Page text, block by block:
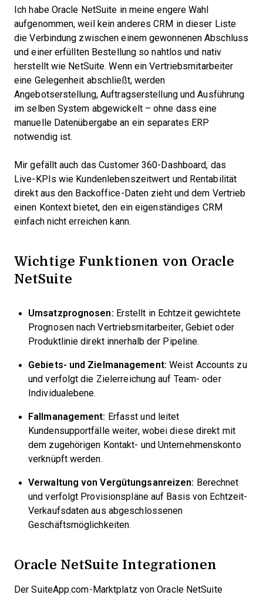
Ich habe Oracle NetSuite in meine engere Wahl
aufgenommen, weil kein anderes CRM in dieser Liste
die Verbindung zwischen einem gewonnenen Abschluss
und einer erfüllten Bestellung so nahtlos und nativ
herstellt wie NetSuite. Wenn ein Vertriebsmitarbeiter
eine Gelegenheit abschließt, werden
Angebotserstellung, Auftragserstellung und Ausführung
im selben System abgewickelt – ohne dass eine
manuelle Datenübergabe an ein separates ERP
notwendig ist.
Mir gefällt auch das Customer 360-Dashboard, das
Live-KPIs wie Kundenlebenszeitwert und Rentabilität
direkt aus den Backoffice-Daten zieht und dem Vertrieb
einen Kontext bietet, den ein eigenständiges CRM
einfach nicht erreichen kann.
Wichtige Funktionen von Oracle
NetSuite
Umsatzprognosen: Erstellt in Echtzeit gewichtete
Prognosen nach Vertriebsmitarbeiter, Gebiet oder
Produktlinie direkt innerhalb der Pipeline.
Gebiets- und Zielmanagement: Weist Accounts zu
und verfolgt die Zielerreichung auf Team- oder
Individualebene.
Fallmanagement: Erfasst und leitet
Kundensupportfälle weiter, wobei diese direkt mit
dem zugehörigen Kontakt- und Unternehmenskonto
verknüpft werden.
Verwaltung von Vergütungsanreizen: Berechnet
und verfolgt Provisionspläne auf Basis von Echtzeit-
Verkaufsdaten aus abgeschlossenen
Geschäftsmöglichkeiten.
Oracle NetSuite Integrationen
Der SuiteApp.com-Marktplatz von Oracle NetSuite